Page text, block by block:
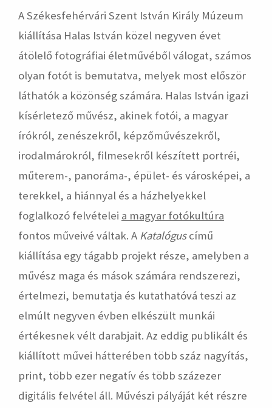
A Székesfehérvári Szent István Király Múzeum
kiállítása Halas István közel negyven évet
átölelő fotográfiai életművéből válogat, számos
olyan fotót is bemutatva, melyek most először
láthatók a közönség számára. Halas István igazi
kísérletező művész, akinek fotói, a magyar
írókról, zenészekről, képzőművészekről,
irodalmárokról, filmesekről készített portréi,
műterem-, panoráma-, épület- és városképei, a
terekkel, a hiánnyal és a házhelyekkel
foglalkozó felvételei a magyar fotókultúra
fontos műveivé váltak. A Katalóguscímű
kiállítása egy tágabb projekt része, amelyben a
művész maga és mások számára rendszerezi,
értelmezi, bemutatja és kutathatóvá teszi az
elmúlt negyven évben elkészült munkái
értékesnek vélt darabjait. Az eddig publikált és
kiállított művei hátterében több száz nagyítás,
print, több ezer negatív és több százezer
digitális felvétel áll. Művészi pályáját két részre